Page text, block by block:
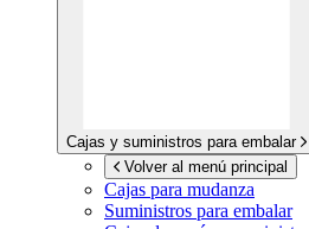
Cajas y suministros para embalar
Volver al menú principal
Cajas para mudanza
Suministros para embalar